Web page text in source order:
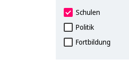
Schulen
Politik
Fortbildung